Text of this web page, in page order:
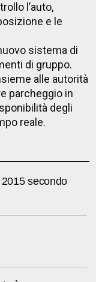
l’auto,
e le
sistema di
di gruppo.
alle autorità
parcheggio in
degli
reale.
secondo